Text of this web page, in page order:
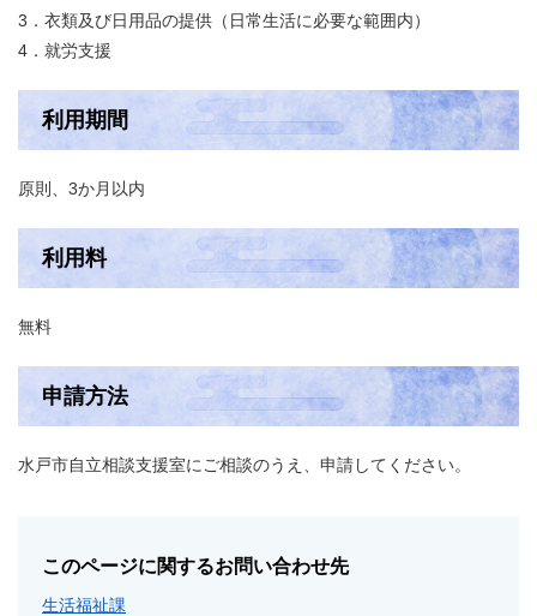
3．衣類及び日用品の提供（日常生活に必要な範囲内）
4．就労支援
利用期間
原則、3か月以内
利用料
無料
申請方法
水戸市自立相談支援室にご相談のうえ、申請してください。
このページに関するお問い合わせ先
生活福祉課